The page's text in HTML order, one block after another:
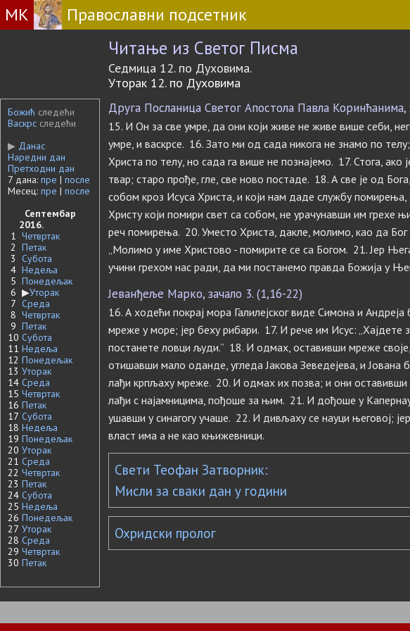
МК Православни подсетник
Читање из Светог Писма
Седмица 12. по Духовима.
Уторак 12. по Духовима
Божић следећи
Васкрс следећи
▶ Данас
Наредни дан
Претходни дан
7 дана: пре | после
Месец: пре | после
Септембар
2016.
1 Четвртак
2 Петак
3 Субота
4 Недеља
5 Понедељак
6 ▶Уторак
7 Среда
8 Четвртак
9 Петак
10 Субота
11 Недеља
12 Понедељак
13 Уторак
14 Среда
15 Четвртак
16 Петак
17 Субота
18 Недеља
19 Понедељак
20 Уторак
21 Среда
22 Четвртак
23 Петак
24 Субота
25 Недеља
26 Понедељак
27 Уторак
28 Среда
29 Четвртак
30 Петак
Друга Посланица Светог Апостола Павла Коринћанима,
15. И Он за све умре, да они који живе не живе више себи,
умре, и васкрсе. 16. Зато ми од сада никога не знамо по
Христа по телу, но сада га више не познајемо. 17. Стога, ако
твар; старо прође, гле, све ново постаде. 18. А све је од
собом кроз Исуса Христа, и који нам даде службу
Христу који помири свет са собом, не урачунавши им грехе
реч помирења. 20. Уместо Христа, дакле, молимо, као да Бог
„Молимо у име Христово - помирите се са Богом. 21. Јер
учини грехом нас ради, да ми постанемо правда Божија у
Јеванђеље Марко, зачало 3. (1,16-22)
16. А ходећи покрај мора Галилејског виде Симона и Андреја
мреже у море; јер беху рибари. 17. И рече им Исус: „Хајдете
постанете ловци људи.” 18. И одмах, оставивши мреже
отишавши мало оданде, угледа Јакова Зеведејева, и Јована
лађи крпљаху мреже. 20. И одмах их позва; и они оставивши
лађи с најамницима, пођоше за њим. 21. И дођоше у
ушавши у синагогу учаше. 22. И дивљаху се науци његовој;
власт има а не као књижевници.
Свети Теофан Затворник:
Мисли за сваки дан у години
Охридски пролог